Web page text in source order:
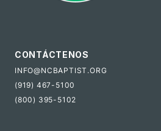
CONTÁCTENOS
INFO@NCBAPTIST.ORG
(919) 467-5100
(800) 395-5102